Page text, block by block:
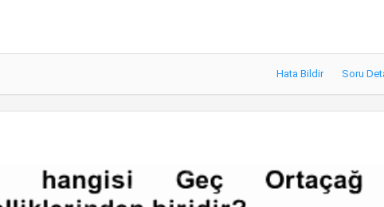
Hata Bildir Soru